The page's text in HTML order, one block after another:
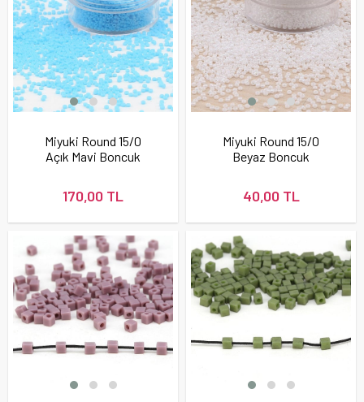
Miyuki Round 15/0
Açık Mavi Boncuk
170,00 TL
Miyuki Round 15/0
Beyaz Boncuk
40,00 TL